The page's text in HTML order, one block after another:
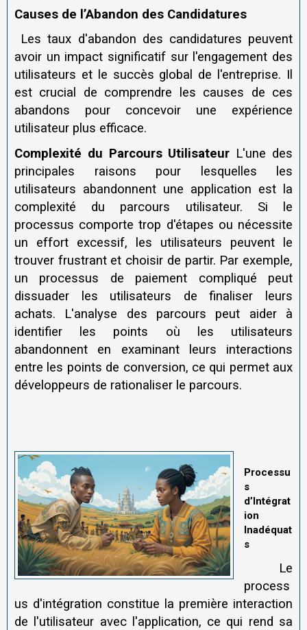
Causes de l’Abandon des Candidatures
Les taux d'abandon des candidatures peuvent
avoir un impact significatif sur l'engagement des
utilisateurs et le succès global de l'entreprise. Il
est crucial de comprendre les causes de ces
abandons pour concevoir une expérience
utilisateur plus efficace.
Complexité du Parcours Utilisateur L'une des
principales raisons pour lesquelles les
utilisateurs abandonnent une application est la
complexité du parcours utilisateur. Si le
processus comporte trop d'étapes ou nécessite
un effort excessif, les utilisateurs peuvent le
trouver frustrant et choisir de partir. Par exemple,
un processus de paiement compliqué peut
dissuader les utilisateurs de finaliser leurs
achats. L'analyse des parcours peut aider à
identifier les points où les utilisateurs
abandonnent en examinant leurs interactions
entre les points de conversion, ce qui permet aux
développeurs de rationaliser le parcours.
Processu
s
d’Intégrat
ion
Inadéquat
s
Le
process
us d'intégration constitue la première interaction
de l'utilisateur avec l'application, ce qui rend sa